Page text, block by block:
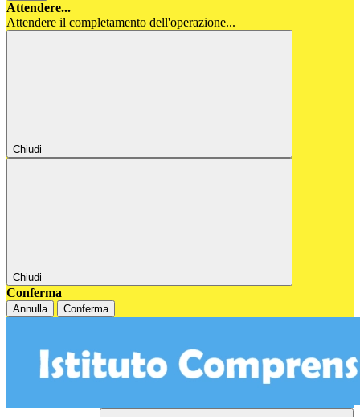
Attendere...
Attendere il completamento dell'operazione...
Chiudi
Chiudi
Conferma
Annulla Conferma